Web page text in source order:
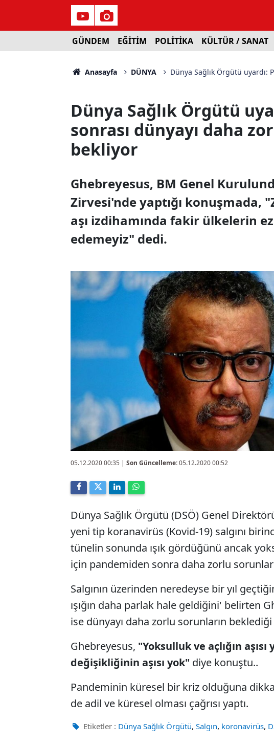
GÜNDEM EĞİTİM POLİTİKA KÜLTÜR / SANAT
Anasayfa DÜNYA Dünya Sağlık Örgütü uyardı:
Dünya Sağlık Örgütü
sonrası dünyayı daha
bekliyor
Ghebreyesus, BM Genel
Zirvesi'nde yaptığı konuşmada,
aşı izdihamında fakir ülkelerin
edemeyiz" dedi.
05.12.2020 00:35 | Son Güncelleme:05.12.2020 00:52
Dünya Sağlık Örgütü (DSÖ) Genel
yeni tip koranavirüs (Kovid-19) salgını
tünelin sonunda ışık gördüğünü ancak
için pandemiden sonra daha zorlu
Salgının üzerinden neredeyse bir yıl
ışığın daha parlak hale geldiğini' belirten
ise dünyayı daha zorlu sorunların
Ghebreyesus, "Yoksulluk ve açlığın
değişikliğinin aşısı yok" diye konuştu..
Pandeminin küresel bir kriz olduğuna
de adil ve küresel olması çağrısı yaptı.
Etiketler : Dünya Sağlık Örgütü, Salgın, koronavirüs,